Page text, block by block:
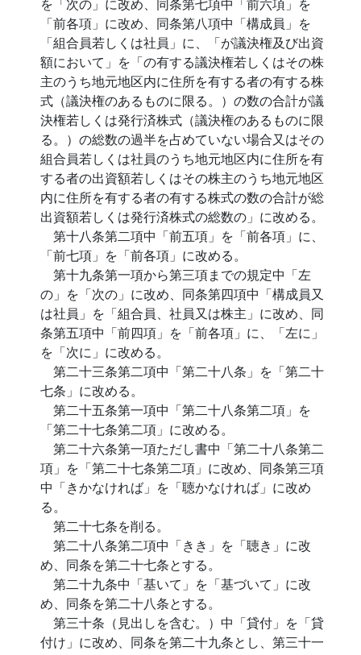
「前各項」に改め、同条第八項中「構成員」を
「組合員若しくは社員」に、「が議決権及び出資
額において」を「の有する議決権若しくはその株
主のうち地元地区内に住所を有する者の有する株
式（議決権のあるものに限る。）の数の合計が議
決権若しくは発行済株式（議決権のあるものに限
る。）の総数の過半を占めていない場合又はその
組合員若しくは社員のうち地元地区内に住所を有
する者の出資額若しくはその株主のうち地元地区
内に住所を有する者の有する株式の数の合計が総
出資額若しくは発行済株式の総数の」に改める。
第十八条第二項中「前五項」を「前各項」に、
「前七項」を「前各項」に改める。
第十九条第一項から第三項までの規定中「左
の」を「次の」に改め、同条第四項中「構成員又
は社員」を「組合員、社員又は株主」に改め、同
条第五項中「前四項」を「前各項」に、「左に」
を「次に」に改める。
第二十三条第二項中「第二十八条」を「第二十
七条」に改める。
第二十五条第一項中「第二十八条第二項」を
「第二十七条第二項」に改める。
第二十六条第一項ただし書中「第二十八条第二
項」を「第二十七条第二項」に改め、同条第三項
中「きかなければ」を「聴かなければ」に改め
る。
第二十七条を削る。
第二十八条第二項中「きき」を「聴き」に改
め、同条を第二十七条とする。
第二十九条中「基いて」を「基づいて」に改
め、同条を第二十八条とする。
第三十条（見出しを含む。）中「貸付」を「貸
付け」に改め、同条を第二十九条とし、第三十一